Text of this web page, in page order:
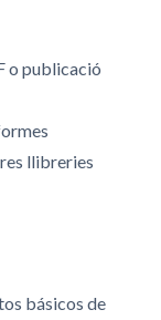
o publicació
llibreries
básicos de